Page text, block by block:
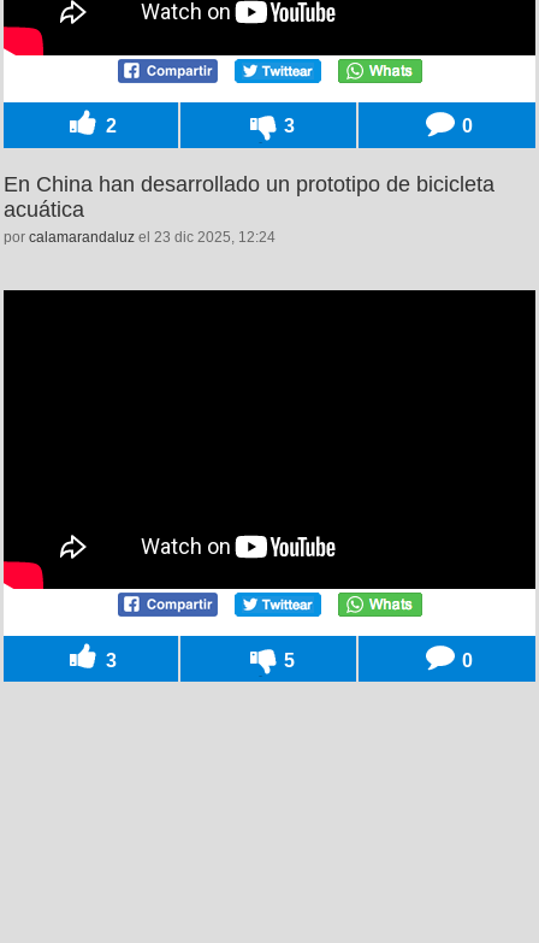
2 3 0
En China han desarrollado un prototipo de bicicleta
acuática
por calamarandaluz el 23 dic 2025, 12:24
3 5 0